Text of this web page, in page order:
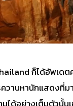
ก็ได้อัพเด
ควานหานักแสดงที่
ได้อย่างเต็มตัวนั้